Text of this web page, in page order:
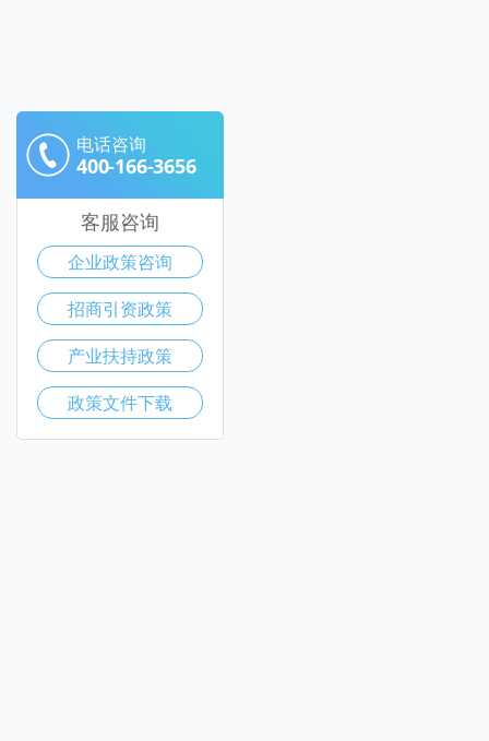
电话咨询
400-166-3656
客服咨询
企业政策咨询
招商引资政策
产业扶持政策
政策文件下载